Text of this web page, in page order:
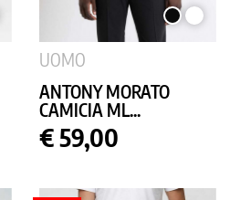
NERO
UOMO
ANTONY MORATO
CAMICIA ML...
Prezzo
€ 59,00